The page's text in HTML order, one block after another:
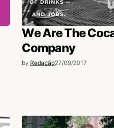
We Are The
Company
by Redação27/09/2017